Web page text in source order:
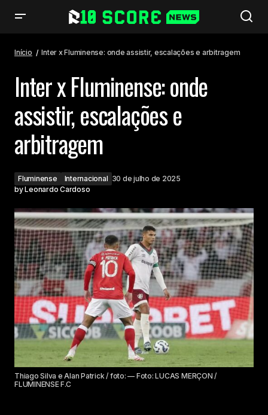
Início Inter x Fluminense: onde assistir, escalações e arbitragem
Inter x Fluminense: onde
assistir, escalações e
arbitragem
Fluminense Internacional 30 de julho de 2025
byLeonardo Cardoso
Thiago Silva e Alan Patrick / foto: — Foto: LUCAS MERÇON /
FLUMINENSE F.C